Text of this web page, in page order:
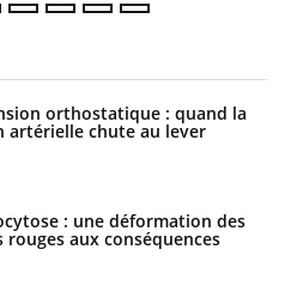
orthostatique : quand la
artérielle chute au lever
: une déformation des
rouges aux conséquences